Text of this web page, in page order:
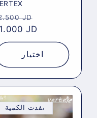
JD
JD
اختيار
نفذت الكمية